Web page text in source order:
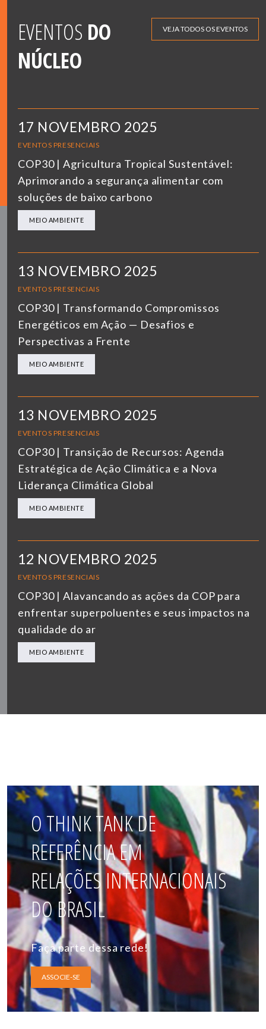
EVENTOS DO
NÚCLEO
VEJA TODOS OS EVENTOS
17 NOVEMBRO 2025
EVENTOS PRESENCIAIS
COP30 | Agricultura Tropical Sustentável:
Aprimorando a segurança alimentar com
soluções de baixo carbono
MEIO AMBIENTE
13 NOVEMBRO 2025
EVENTOS PRESENCIAIS
COP30 | Transformando Compromissos
Energéticos em Ação — Desafios e
Perspectivas a Frente
MEIO AMBIENTE
13 NOVEMBRO 2025
EVENTOS PRESENCIAIS
COP30 | Transição de Recursos: Agenda
Estratégica de Ação Climática e a Nova
Liderança Climática Global
MEIO AMBIENTE
12 NOVEMBRO 2025
EVENTOS PRESENCIAIS
COP30 | Alavancando as ações da COP para
enfrentar superpoluentes e seus impactos na
qualidade do ar
MEIO AMBIENTE
O THINK TANK DE
REFERÊNCIA EM
RELAÇÕES INTERNACIONAIS
DO BRASIL
Faça parte dessa rede!
ASSOCIE-SE